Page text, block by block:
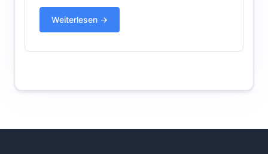
Weiterlesen →